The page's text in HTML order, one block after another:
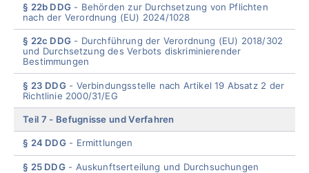
§ 22b DDG
Behörden zur Durchsetzung von Pflichten
nach der Verordnung (EU) 2024/1028
§ 22c DDG
Durchführung der Verordnung (EU) 2018/302
und Durchsetzung des Verbots diskriminierender
Bestimmungen
§ 23 DDG
Verbindungsstelle nach Artikel 19 Absatz 2 der
Richtlinie 2000/31/EG
Teil 7 Befugnisse und Verfahren
§ 24 DDG Ermittlungen
§ 25 DDG Auskunftserteilung und Durchsuchungen